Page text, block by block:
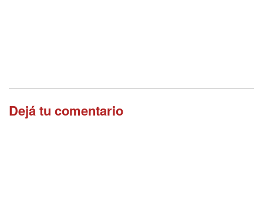
Dejá tu comentario